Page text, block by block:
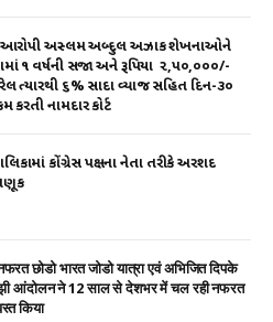
આરોપી અસ્લમ અબ્દુલ અઝાક શેખનાઓને
૧ વર્ષની સજા અને રૂપિયા ₹ ૨,૫૦,૦૦૦/-
ત્યારથી ૬% સાદા વ્યાજ સહિત દિન-૩૦
કરતી નામદાર કોર્ટ
કોંગ્રેસ પક્ષના નેતા તરીકે અરશદ
छोडो भारत जोडो यात्रा एवं अभिजित दिपके
आंदोलन ने 12 साल से देशभर में चल रही नफरत
किया